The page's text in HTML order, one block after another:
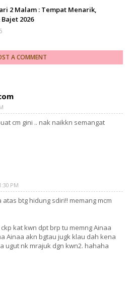
2 Malam : Tempat Menarik,
2026
A COMMENT
cm gini .. nak naikkn semangat
PM
btg hidung sdiri!! memang mcm
kat kwn dpt brp tu memng Ainaa
Ainaa akn bgtau jugk klau dah kena
ugut nk mrajuk dgn kwn2. hahaha